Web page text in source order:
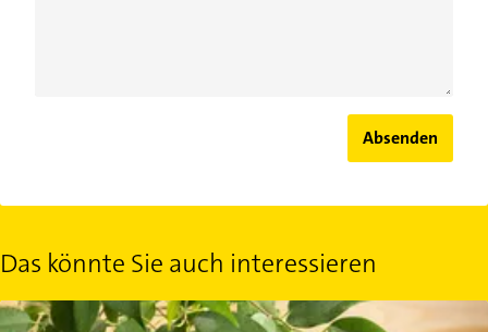
Absenden
Das könnte Sie auch interessieren
Wenn Pflanzen reden könnten: 5 Gedanken einer Büropflanze